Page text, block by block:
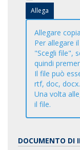
Allegare
Per allegare
"Scegli file",
quindi
Il file può
rtf, doc, docx.
Una volta
il file.
DOCUMENTO DI